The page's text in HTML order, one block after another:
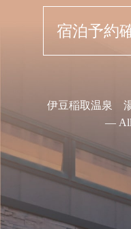
宿泊予約
伊豆稲取温泉
— All